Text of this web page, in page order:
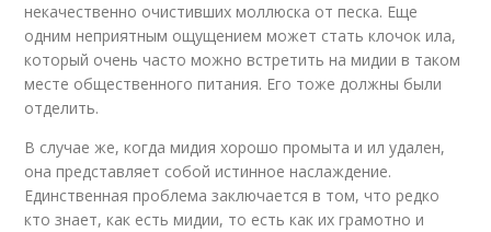
некачественно очистивших моллюска от песка. Еще
одним неприятным ощущением может стать клочок ила,
который очень часто можно встретить на мидии в таком
месте общественного питания. Его тоже должны были
отделить.
В случае же, когда мидия хорошо промыта и ил удален,
она представляет собой истинное наслаждение.
Единственная проблема заключается в том, что редко
кто знает, как есть мидии, то есть как их грамотно и